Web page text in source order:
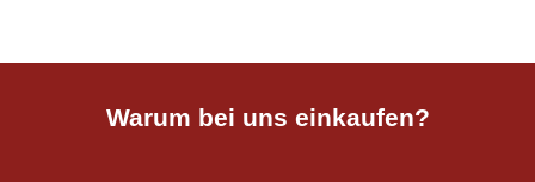
Warum bei uns einkaufen?